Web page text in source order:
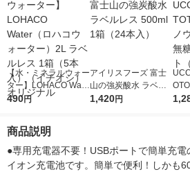
【水・ミネラルウォー
ター】LOHACO Wate
r（ロハコウォータ
シ） オリジナル
490円
アイリスフーズ 富士
山の強炭酸水 ラベル
レス 500ml 1箱（24
1,420円
ウ
商品説明
●専用充電器不要！USBポートで簡単充
イオン充電池です。簡単で便利！しかも